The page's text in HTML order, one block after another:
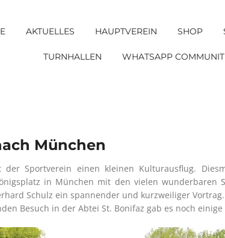
AKTUELLES HAUPTVEREIN SHOP
TURNHALLEN WHATSAPP
München
der Sportverein einen kleinen Kulturausflug.
in München mit den vielen wunderbaren
Schulz ein spannender und kurzweiliger Vortrag.
Besuch in der Abtei St. Bonifaz gab es noch